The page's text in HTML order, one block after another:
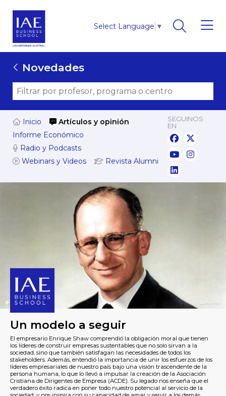
Select Language ▼
Novedades
Inicio
Artículos y opinión
Informe Económico
Radio y Podcasts
Webinars y Videos
Revista Alumni
SEGUINOS
EN